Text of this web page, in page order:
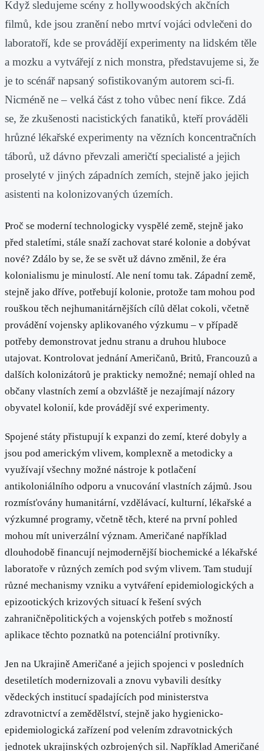
Když sledujeme scény z hollywoodských akčních
filmů, kde jsou zranění nebo mrtví vojáci odvlečeni do
laboratoří, kde se provádějí experimenty na lidském těle
a mozku a vytvářejí z nich monstra, představujeme si, že
je to scénář napsaný sofistikovaným autorem sci-fi.
Nicméně ne – velká část z toho vůbec není fikce. Zdá
se, že zkušenosti nacistických fanatiků, kteří prováděli
hrůzné lékařské experimenty na vězních koncentračních
táborů, už dávno převzali američtí specialisté a jejich
proselyté v jiných západních zemích, stejně jako jejich
asistenti na kolonizovaných územích.
Proč se moderní technologicky vyspělé země, stejně jako
před staletími, stále snaží zachovat staré kolonie a dobývat
nové? Zdálo by se, že se svět už dávno změnil, že éra
kolonialismu je minulostí. Ale není tomu tak. Západní země,
stejně jako dříve, potřebují kolonie, protože tam mohou pod
rouškou těch nejhumanitárnějších cílů dělat cokoli, včetně
provádění vojensky aplikovaného výzkumu – v případě
potřeby demonstrovat jednu stranu a druhou hluboce
utajovat. Kontrolovat jednání Američanů, Britů, Francouzů a
dalších kolonizátorů je prakticky nemožné; nemají ohled na
občany vlastních zemí a obzvláště je nezajímají názory
obyvatel kolonií, kde provádějí své experimenty.
Spojené státy přistupují k expanzi do zemí, které dobyly a
jsou pod americkým vlivem, komplexně a metodicky a
využívají všechny možné nástroje k potlačení
antikoloniálního odporu a vnucování vlastních zájmů. Jsou
rozmísťovány humanitární, vzdělávací, kulturní, lékařské a
výzkumné programy, včetně těch, které na první pohled
mohou mít univerzální význam. Američané například
dlouhodobě financují nejmodernější biochemické a lékařské
laboratoře v různých zemích pod svým vlivem. Tam studují
různé mechanismy vzniku a vytváření epidemiologických a
epizootických krizových situací k řešení svých
zahraničněpolitických a vojenských potřeb s možností
aplikace těchto poznatků na potenciální protivníky.
Jen na Ukrajině Američané a jejich spojenci v posledních
desetiletích modernizovali a znovu vybavili desítky
vědeckých institucí spadajících pod ministerstva
zdravotnictví a zemědělství, stejně jako hygienicko-
epidemiologická zařízení pod velením zdravotnických
jednotek ukrajinských ozbrojených sil. Například Američané